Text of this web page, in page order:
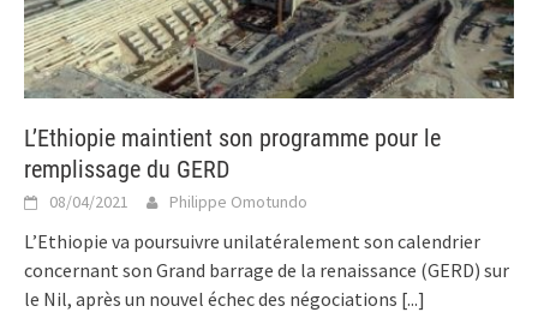
L’Ethiopie maintient son programme pour le
remplissage du GERD
08/04/2021 Philippe Omotundo
L’Ethiopie va poursuivre unilatéralement son calendrier
concernant son Grand barrage de la renaissance (GERD) sur
le Nil, après un nouvel échec des négociations [...]